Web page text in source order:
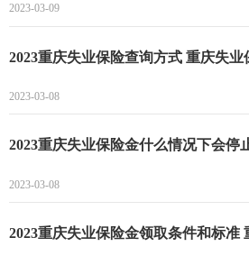
2023-03-09
2023重庆失业保险查询方式 重庆失业
2023-03-08
2023-03-08